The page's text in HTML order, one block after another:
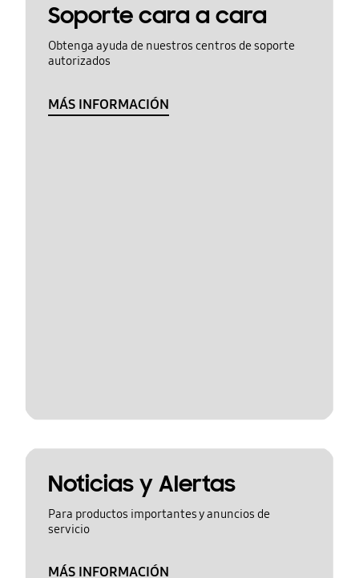
Soporte cara a cara
Obtenga ayuda de nuestros centros de soporte
autorizados
MÁS INFORMACIÓN
Noticias y Alertas
Para productos importantes y anuncios de
servicio
MÁS INFORMACIÓN